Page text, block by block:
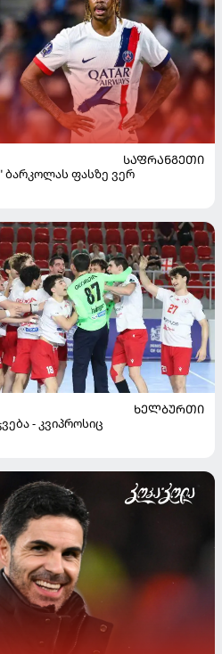
ᲡᲐᲤᲠᲐᲜᲒᲔᲗᲘ
ფასზე ვერ
ᲮᲔᲚᲑᲣᲠᲗᲘ
- კვიპროსიც